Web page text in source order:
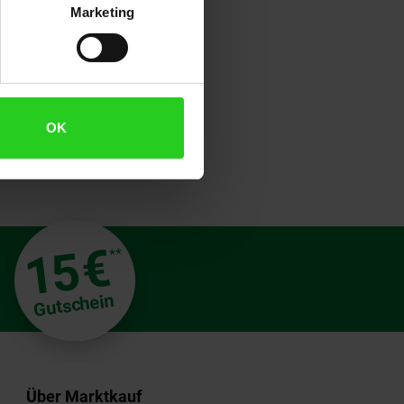
Marketing
OK
Festplatte bietet nicht nur eine
15€**
Gutschein
Über Marktkauf